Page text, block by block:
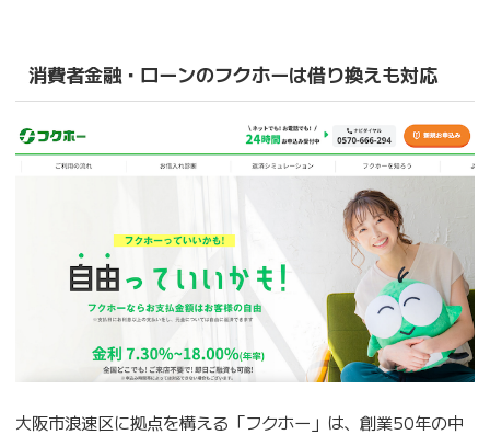
消費者金融・ローンのフクホーは借り換えも対応
大阪市浪速区に拠点を構える「フクホー」は、創業50年の中